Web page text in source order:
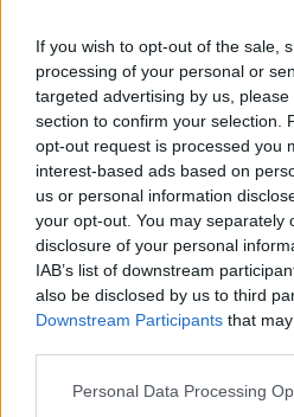
If you wish to opt-out of the sale,
processing of your personal or
targeted advertising by us,
section to confirm your selection.
opt-out request is processed you
interest-based ads based on
us or personal information
your opt-out. You may separately
disclosure of your personal
IAB’s list of downstream
also be disclosed by us to third
Downstream Participants that
Please note that this website/app
Personal Data Processing
Σήμερα το πρώτο
κακοκαιρίας με
και κίνδυνο για
πρόγνωση
Σύμφωνα με τοilialive.gr
κατάφεραν με δυσκολία
(17/2) το πρωί στο
εδάφους, οι γονείς